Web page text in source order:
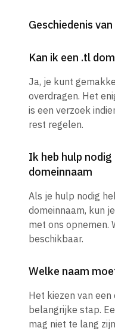
Geschiedenis
Kan ik een .tl
Ja, je kunt
overdragen. Het
is een verzoek
rest regelen.
Ik heb hulp
domeinnaam
Als je hulp nodig
domeinnaam, kun
met ons opnemen.
beschikbaar.
Welke naam
Het kiezen van een
belangrijke stap.
mag niet te lang